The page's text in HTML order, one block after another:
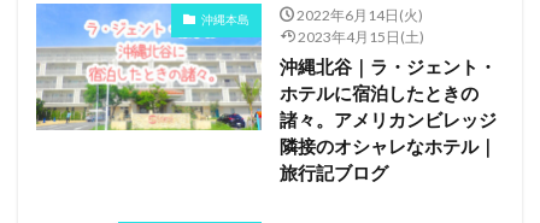
沖縄本島
2022年6月14日(火)
2023年4月15日(土)
沖縄北谷｜ラ・ジェント・
ホテルに宿泊したときの
諸々。アメリカンビレッジ
隣接のオシャレなホテル｜
旅行記ブログ